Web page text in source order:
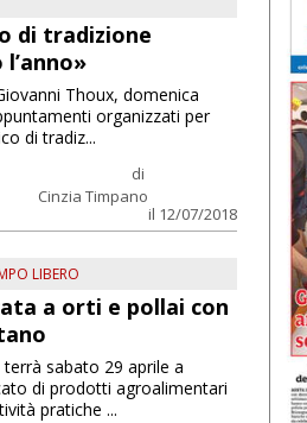
di tradizione
di
Cinzia Timpano
il 12/07/2018
Thoux, domenica
organizzati per
di tradiz...
LIBERO
a orti e pollai con
sabato 29 aprile a
di prodotti agroalimentari
pratiche ...